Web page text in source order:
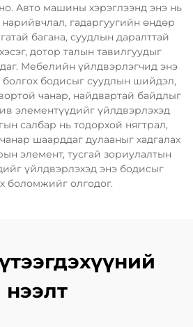
Авто машины хэрэглээнд энэ нь
гадаргуугийн өндөр
багана, суудлын даралттай
дотор талын тавилгуудыг
Мебелийн үйлдвэрлэгчид энэ
болгох бодисыг суудлын шийдэл,
чанар, найдвартай байдлыг
элементүүдийг үйлдвэрлэхэд
салбар нь тодорхой нягтрал,
шаарддаг дулааныг хадгалах
элемент, тусгай зориулалтын
үйлдвэрлэхэд энэ бодисыг
боломжийг олгодог.
нээлт